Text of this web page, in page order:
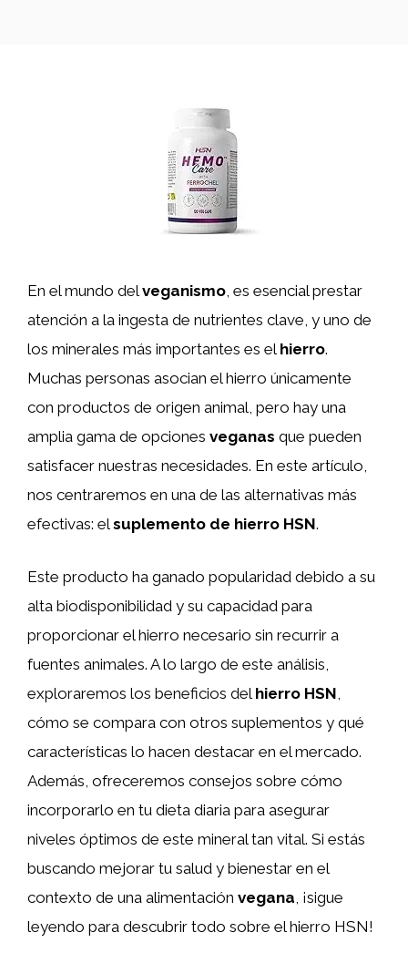
En el mundo delveganismo, es esencial prestar
atención a la ingesta de nutrientes clave, y uno de
los minerales más importantes es el hierro.
Muchas personas asocian el hierro únicamente
con productos de origen animal, pero hay una
amplia gama de opciones veganas que pueden
satisfacer nuestras necesidades. En este artículo,
nos centraremos en una de las alternativas más
efectivas: elsuplemento de hierro HSN.
Este producto ha ganado popularidad debido a su
alta biodisponibilidad y su capacidad para
proporcionar el hierro necesario sin recurrir a
fuentes animales. A lo largo de este análisis,
exploraremos los beneficios del hierro HSN
cómo se compara con otros suplementos y qué
características lo hacen destacar en el mercado.
Además, ofreceremos consejos sobre cómo
incorporarlo en tu dieta diaria para asegurar
niveles óptimos de este mineral tan vital. Si estás
buscando mejorar tu salud y bienestar en el
contexto de una alimentación vegana , ¡sigue
leyendo para descubrir todo sobre el hierro HSN!